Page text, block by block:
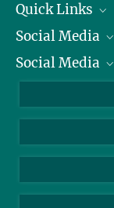
Quick Links
Präsident
Zahlen und Fakten
Social Media
Bluesky
TikTok
Social Media
Instagram
YouTube